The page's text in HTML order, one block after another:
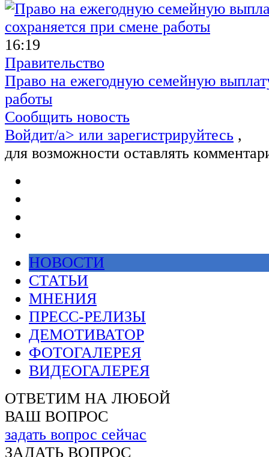
16:19
Правительство
Право на ежегодную семейную
работы
Сообщить новость
Войдит/a> или зарегистрируйтесь ,
для возможности оставлять
НОВОСТИ
СТАТЬИ
МНЕНИЯ
ПРЕСС-РЕЛИЗЫ
ДЕМОТИВАТОР
ФОТОГАЛЕРЕЯ
ВИДЕОГАЛЕРЕЯ
ОТВЕТИМ НА ЛЮБОЙ
ВАШ ВОПРОС
задать вопрос сейчас
ЗАДАТЬ ВОПРОС